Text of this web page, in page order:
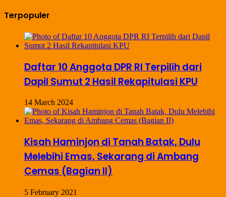
Terpopuler
Daftar 10 Anggota DPR RI Terpilih dari
Dapil Sumut 2 Hasil Rekapitulasi KPU
14 March 2024
Kisah Haminjon di Tanah Batak, Dulu
Melebihi Emas, Sekarang di Ambang
Cemas (Bagian II)
5 February 2021